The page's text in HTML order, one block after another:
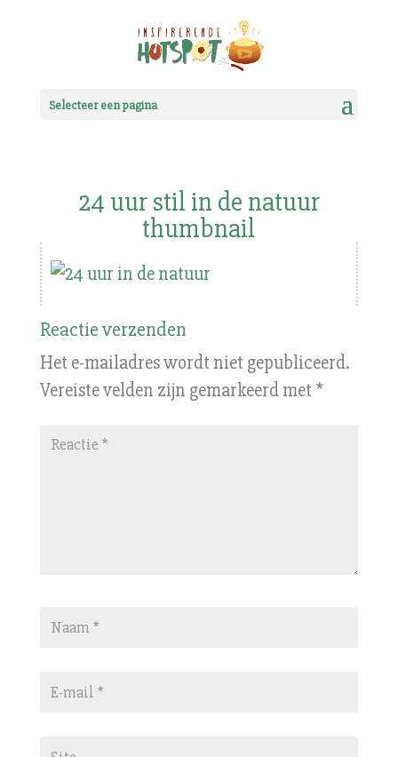
Selecteer een pagina
24 uur stil in de natuur
thumbnail
Reactie verzenden
Het e-mailadres wordt niet gepubliceerd.
Vereiste velden zijn gemarkeerd met *